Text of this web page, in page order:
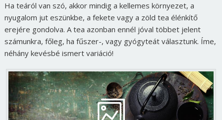
Ha teáról van szó, akkor mindig a kellemes környezet, a
nyugalom jut eszünkbe, a fekete vagy a zöld tea élénkítő
erejére gondolva. A tea azonban ennél jóval többet jelent
számunkra, főleg, ha fűszer-, vagy gyógyteát választunk. Íme,
néhány kevésbé ismert variáció!